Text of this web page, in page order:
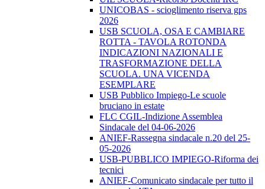
UNICOBAS - scioglimento riserva gps
2026
USB SCUOLA, OSA E CAMBIARE
ROTTA - TAVOLA ROTONDA
INDICAZIONI NAZIONALI E
TRASFORMAZIONE DELLA
SCUOLA. UNA VICENDA
ESEMPLARE
USB Pubblico Impiego-Le scuole
bruciano in estate
FLC CGIL-Indizione Assemblea
Sindacale del 04-06-2026
ANIEF-Rassegna sindacale n.20 del 25-
05-2026
USB-PUBBLICO IMPIEGO-Riforma dei
tecnici
ANIEF-Comunicato sindacale per tutto il